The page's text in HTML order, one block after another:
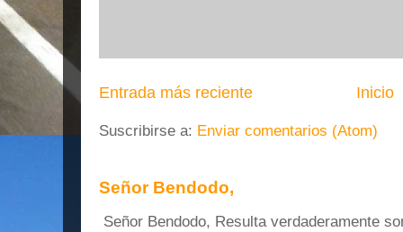
Entrada más reciente Inicio
Suscribirse a: Enviar comentarios (Atom)
Señor Bendodo,
Señor Bendodo, Resulta verdaderamente